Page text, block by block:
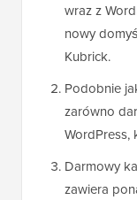
wraz z
nowy
Kubrick.
Podobnie
zarówno
WordPress,
Darmowy
zawiera